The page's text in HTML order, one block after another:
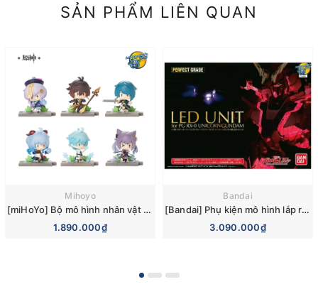
SẢN PHẨM LIÊN QUAN
Mihoyo
[miHoYo] Bộ mô hình nhân vật Genshin Impact Battlefield Heroes Blind Box Figures Vol 2 (Liyue)
1.890.000₫
Bandai
[Bandai] Phụ kiện mô hình lắp ráp Gundam UC (Unicorn) LED Unit for PG Unicorn Gundam/PG Banshee Norn
3.090.000₫